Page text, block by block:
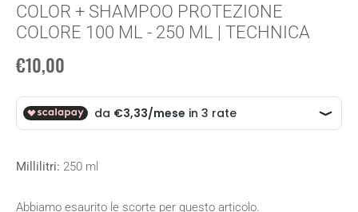
COLOR + SHAMPOO PROTEZIONE
COLORE 100 ML - 250 ML | TECHNICA
€10,00
Millilitri: 250 ml
Abbiamo esaurito le scorte per questo articolo.